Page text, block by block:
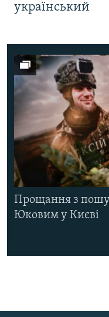
український
Прощання з
Юковим у Києві